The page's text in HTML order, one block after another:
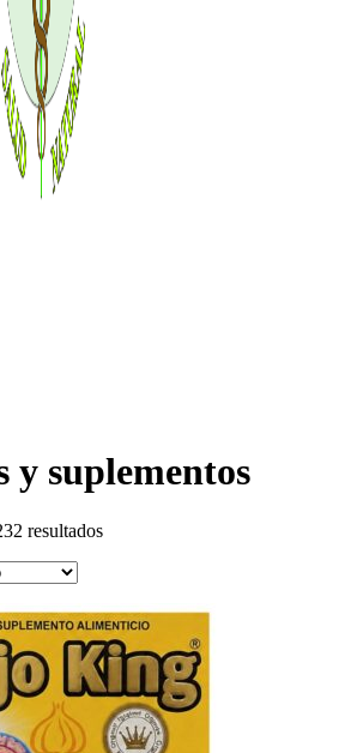
y suplementos
resultados